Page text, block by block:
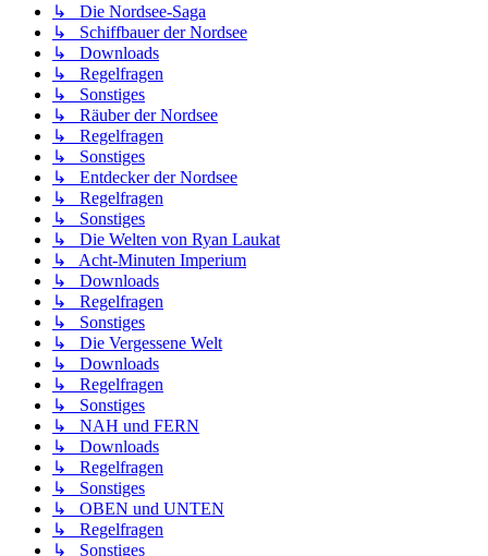
↳ Die Nordsee-Saga
↳ Schiffbauer der Nordsee
↳ Downloads
↳ Regelfragen
↳ Sonstiges
↳ Räuber der Nordsee
↳ Regelfragen
↳ Sonstiges
↳ Entdecker der Nordsee
↳ Regelfragen
↳ Sonstiges
↳ Die Welten von Ryan Laukat
↳ Acht-Minuten Imperium
↳ Downloads
↳ Regelfragen
↳ Sonstiges
↳ Die Vergessene Welt
↳ Downloads
↳ Regelfragen
↳ Sonstiges
↳ NAH und FERN
↳ Downloads
↳ Regelfragen
↳ Sonstiges
↳ OBEN und UNTEN
↳ Regelfragen
↳ Sonstiges